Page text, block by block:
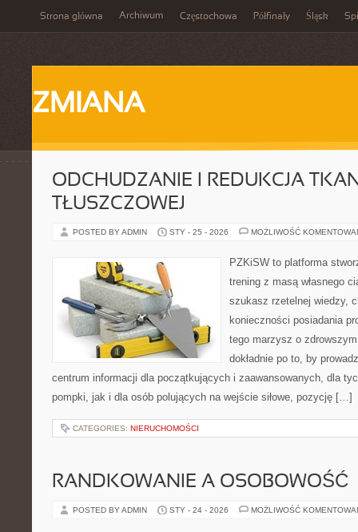
Strona główna Archiwum Częstochowa Półfinały Śląsk
ZMIANA
ODCHUDZANIE I REDUKCJA
TŁUSZCZOWEJ
POSTED BY ADMIN STY - 25 - 2026 MOŻLIWOŚĆ
PZKiSW to platforma
trening z masą własnego
szukasz rzetelnej wiedzy,
konieczności posiadania
tego marzysz o
dokładnie po to, by
centrum informacji dla początkujących i zaawansowanych, dla
pompki, jak i dla osób polujących na wejście siłowe, pozycję […]
CATEGORIES: NIERUCHOMOŚCI
RANDKOWANIE A OSOBOWOŚĆ
POSTED BY ADMIN STY - 24 - 2026 MOŻLIWOŚĆ